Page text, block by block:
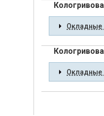
Окладные
Окладные